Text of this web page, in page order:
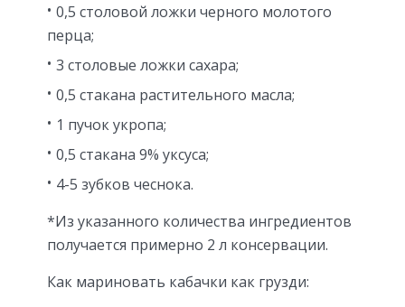
0,5 столовой ложки черного молотого
перца;
3 столовые ложки сахара;
0,5 стакана растительного масла;
1 пучок укропа;
0,5 стакана 9% уксуса;
4-5 зубков чеснока.
*Из указанного количества ингредиентов
получается примерно 2 л консервации.
Как мариновать кабачки как грузди: